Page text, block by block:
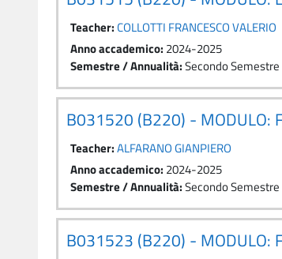
Teacher:COLLOTTI FRANCESCO VALERIO
Anno accademico: 2024-2025
Semestre / Annualità:Secondo Semestre
B031520 (B220) - MODULO:
Teacher:ALFARANO GIANPIERO
Anno accademico: 2024-2025
Semestre / Annualità:Secondo Semestre
B031523 (B220) - MODULO: